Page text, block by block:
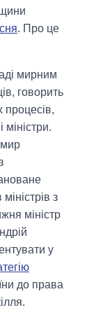
. Про це
мирним
говорить
процесів,
міністри.
з
міністр
у
до права